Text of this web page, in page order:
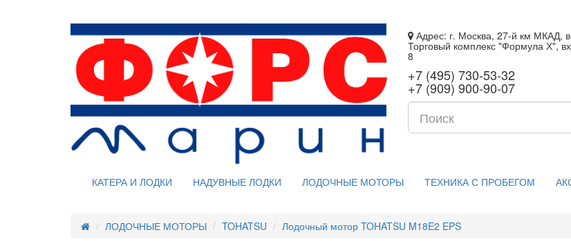
Адрес: г. Москва, 27-й км МКАД,
Торговый комплекс "Формула Х",
8
+7 (495) 730-53-32
+7 (909) 900-90-07
КАТЕРА И ЛОДКИ НАДУВНЫЕ ЛОДКИ ЛОДОЧНЫЕ МОТОРЫ ТЕХНИКА С ПРОБЕГОМ
ЛОДОЧНЫЕ МОТОРЫ TOHATSU Лодочный мотор TOHATSU M18E2 EPS